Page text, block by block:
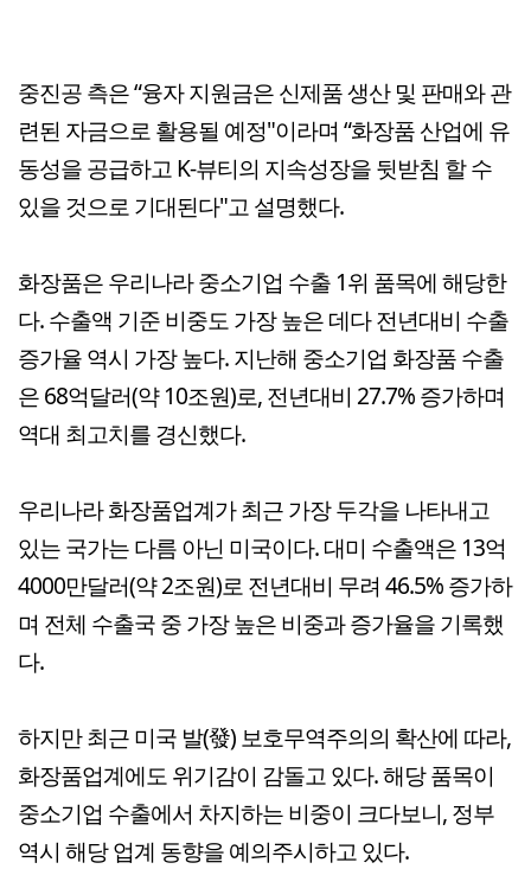
중진공 측은 “융자 지원금은 신제품 생산 및 판매와 관
련된 자금으로 활용될 예정"이라며 “화장품 산업에 유
동성을 공급하고 K-뷰티의 지속성장을 뒷받침 할 수
있을 것으로 기대된다"고 설명했다.
화장품은 우리나라 중소기업 수출 1위 품목에 해당한
다. 수출액 기준 비중도 가장 높은 데다 전년대비 수출
증가율 역시 가장 높다. 지난해 중소기업 화장품 수출
은 68억달러(약 10조원)로, 전년대비 27.7% 증가하며
역대 최고치를 경신했다.
우리나라 화장품업계가 최근 가장 두각을 나타내고
있는 국가는 다름 아닌 미국이다. 대미 수출액은 13억
4000만달러(약 2조원)로 전년대비 무려 46.5% 증가하
며 전체 수출국 중 가장 높은 비중과 증가율을 기록했
다.
하지만 최근 미국 발(發) 보호무역주의의 확산에 따라,
화장품업계에도 위기감이 감돌고 있다. 해당 품목이
중소기업 수출에서 차지하는 비중이 크다보니, 정부
역시 해당 업계 동향을 예의주시하고 있다.